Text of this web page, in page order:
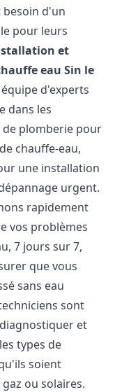
d'un
pour leurs
et
eau Sin le
d'experts
dans les
plomberie pour
chauffe-eau,
une installation
urgent.
rapidement
vos problèmes
7 jours sur 7,
que vous
sans eau
sont
et
types de
soient
ou solaires.